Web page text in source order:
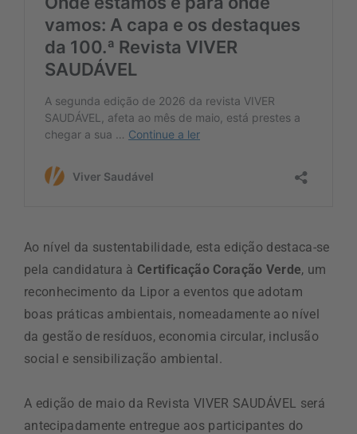
Ao nível da sustentabilidade, esta edição destaca-se
pela candidatura à Certificação Coração Verde, um
reconhecimento da Lipor a eventos que adotam
boas práticas ambientais, nomeadamente ao nível
da gestão de resíduos, economia circular, inclusão
social e sensibilização ambiental.
A edição de maio da Revista VIVER SAUDÁVEL será
antecipadamente entregue aos participantes do